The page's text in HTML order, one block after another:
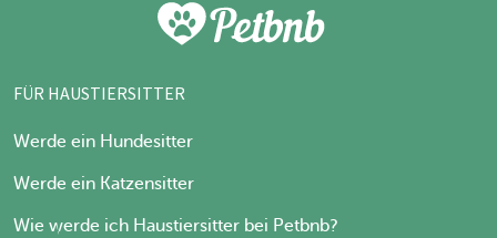
FÜR HAUSTIERSITTER
Werde ein Hundesitter
Werde ein Katzensitter
Wie werde ich Haustiersitter bei Petbnb?